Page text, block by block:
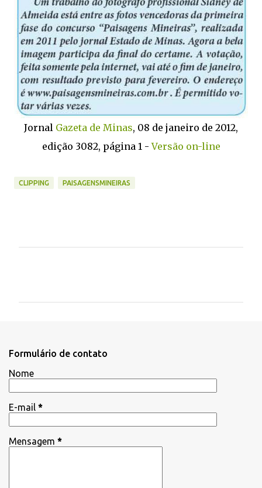
Jornal Gazeta de Minas, 08 de janeiro de 2012,
edição 3082, página 1 -Versão on-line
CLIPPING PAISAGENSMINEIRAS
r
o
s
Formulário de contato
Nome
E-mail *
Mensagem *